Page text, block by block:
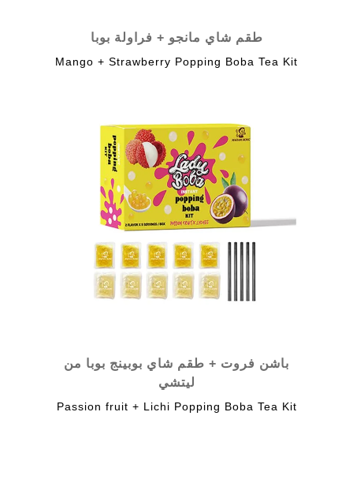
طقم شاي مانجو + فراولة بوبا
Mango + Strawberry Popping Boba Tea Kit
باشن فروت + طقم شاي بوبينج بوبا من
ليتشي
Passion fruit + Lichi Popping Boba Tea Kit